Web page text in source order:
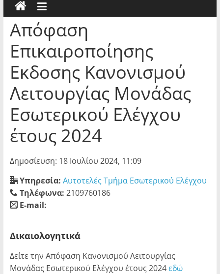
Απόφαση
Επικαιροποίησης
Εκδοσης Κανονισμού
Λειτουργίας Μονάδας
Εσωτερικού Ελέγχου
έτους 2024
Δημοσίευση: 18 Ιουλίου 2024, 11:09
Υπηρεσία: Αυτοτελές Τμήμα Εσωτερικού Ελέγχου
Τηλέφωνα: 2109760186
E-mail:
Δικαιολογητικά
Δείτε την Απόφαση Κανονισμού Λειτουργίας
Μονάδας Εσωτερικού Ελέγχου έτους 2024εδώ